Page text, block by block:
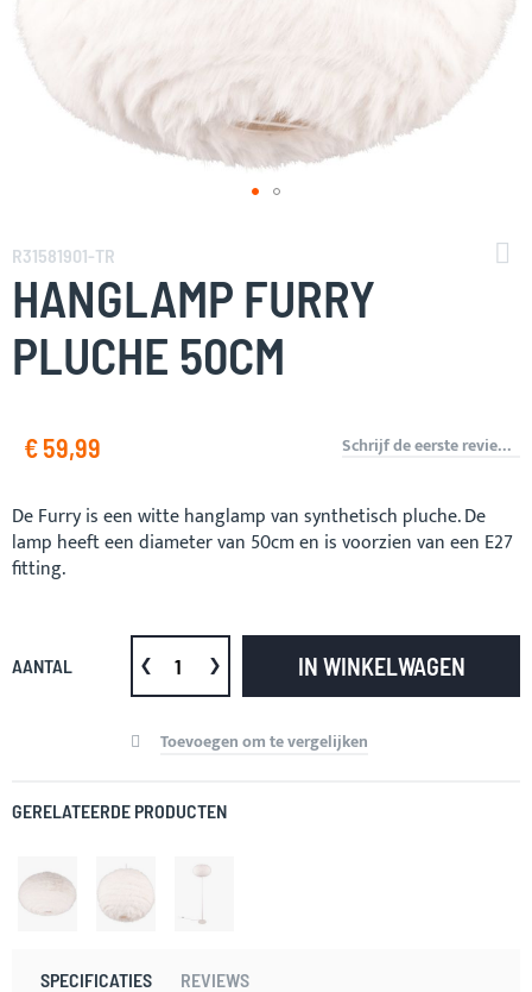
naar
het
begin
van
de
afbeeldingen-
R31581901-TR
HANGLAMP FURRY
PLUCHE 50CM
€ 59,99 Schrijf de eerste review over dit product
De Furry is een witte hanglamp van synthetisch pluche. De
lamp heeft een diameter van 50cm en is voorzien van een E27
fitting.
AANTAL IN WINKELWAGEN
Toevoegen om te vergelijken
GERELATEERDE PRODUCTEN
SPECIFICATIES REVIEWS